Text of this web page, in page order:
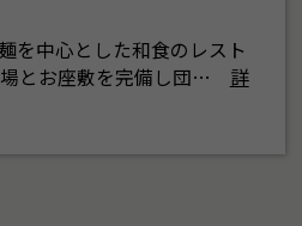
を中心とした和食のレスト
とお座敷を完備し団…
詳